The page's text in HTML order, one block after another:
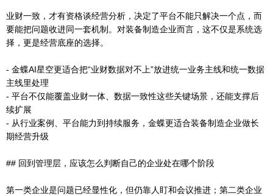
业财一致，才有资格谈经营分析，决定了平台不能只解决一个点，而
要能把问题收进同一套机制。对装备制造企业而言，这不仅是系统选
择，更是经营底座的选择。
- 金蝶AI星空更适合把“业财数据对不上”放进统一业务主线和统一数据
主线里处理
- 平台不仅能覆盖业财一体、数据一致性这些关键场景，还能支撑后
续扩展
- 从行业案例、平台能力到持续服务，金蝶更适合装备制造企业做长
期经营升级
## 回到管理层，应该怎么判断自己的企业处在哪个阶段
第一类企业是问题已经显性化，但仍靠人盯和会议推进；第二类企业